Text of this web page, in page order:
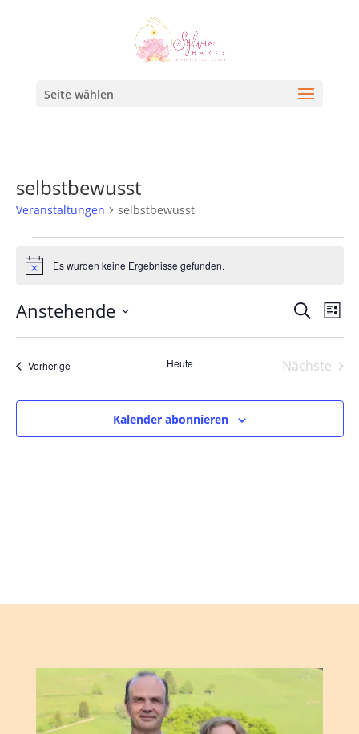
Seite wählen
selbstbewusst
Veranstaltungen selbstbewusst
HinweisEs wurden keine Ergebnisse gefunden.
Suche
und
SucheListe
Anstehende
Datum
wählen.
VorherigeVeranstaltungen Heute
Nächste
Kalender abonnieren